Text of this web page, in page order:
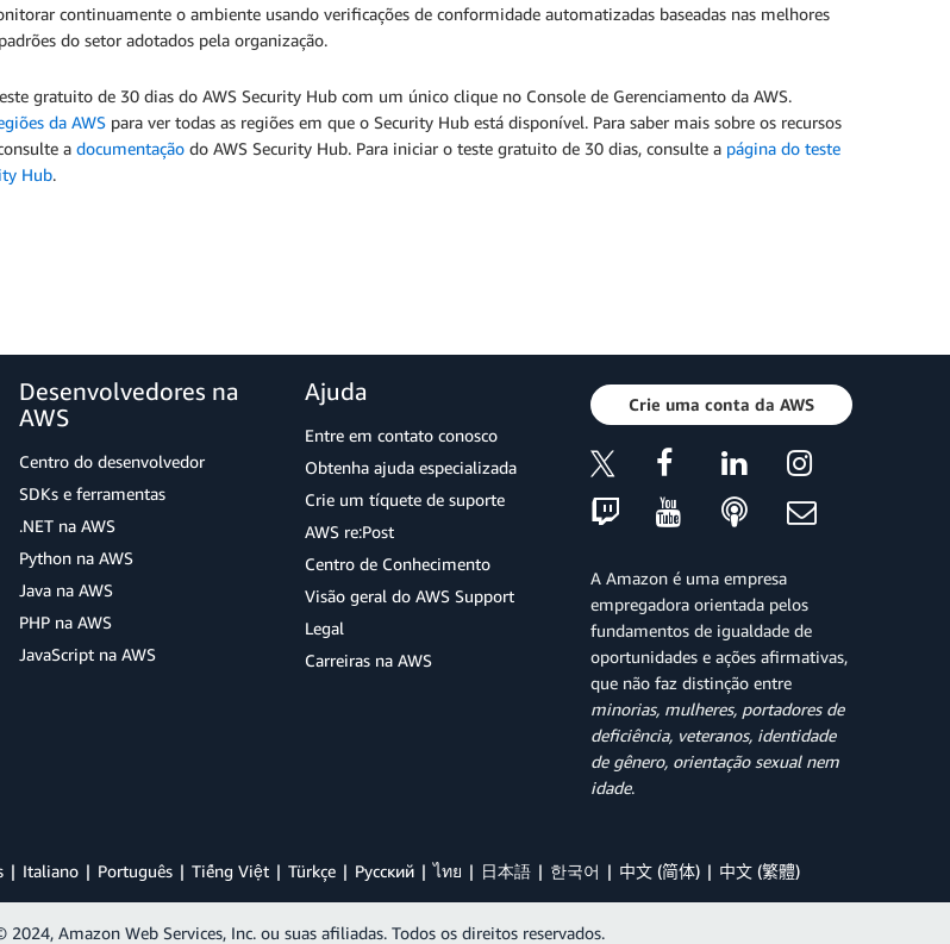
continuamente o ambiente usando verificações de conformidade automatizadas baseadas nas melhores
do setor adotados pela organização.
gratuito de 30 dias do AWS Security Hub com um único clique no Console de Gerenciamento da AWS.
da AWS para ver todas as regiões em que o Security Hub está disponível. Para saber mais sobre os recursos
a documentação do AWS Security Hub. Para iniciar o teste gratuito de 30 dias, consulte a página do teste
Hub.
Desenvolvedores na
AWS
Centro do desenvolvedor
SDKs e ferramentas
.NET na AWS
Python na AWS
Java na AWS
PHP na AWS
JavaScript na AWS
Ajuda
Entre em contato conosco
Obtenha ajuda especializada
Crie um tíquete de suporte
AWS re:Post
Centro de Conhecimento
Visão geral do AWS Support
Legal
Carreiras na AWS
Crie uma conta da AWS
A Amazon é uma empresa
empregadora orientada pelos
fundamentos de igualdade de
oportunidades e ações afirmativas,
que não faz distinção entre
minorias, mulheres, portadores de
deficiência, veteranos, identidade
de gênero, orientação sexual nem
idade.
Italiano Português Tiếng Việt Türkçe Ρусский ไทย 日本語 한국어 中文 (简体) 中文 (繁體)
2024, Amazon Web Services, Inc. ou suas afiliadas. Todos os direitos reservados.